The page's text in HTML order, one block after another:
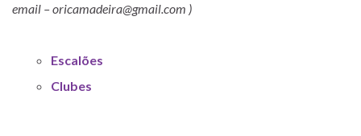
email – oricamadeira@gmail.com )
Escalões
Clubes